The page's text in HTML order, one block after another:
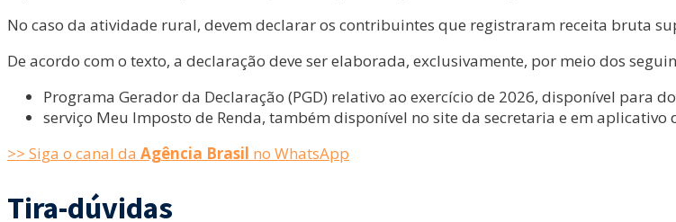
No caso da atividade rural, devem declarar os contribuintes que registraram receita bruta
De acordo com o texto, a declaração deve ser elaborada, exclusivamente, por meio dos
Programa Gerador da Declaração (PGD) relativo ao exercício de 2026, disponível para
serviço Meu Imposto de Renda, também disponível no site da secretaria e em
>> Siga o canal da Agência Brasil no WhatsApp
Tira-dúvidas